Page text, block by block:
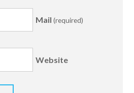
Mail (required)
Website